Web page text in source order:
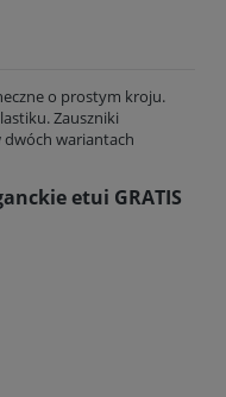
o prostym kroju.
Zauszniki
wariantach
etui GRATIS